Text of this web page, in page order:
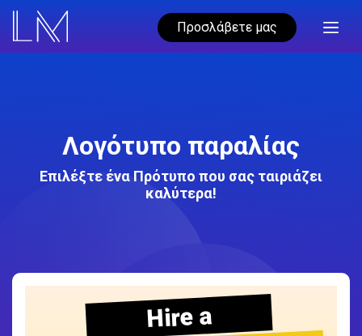
Προσλάβετε μας
Λογότυπο παραλίας
Επιλέξτε ένα Πρότυπο που σας ταιριάζει
καλύτερα!
Hire a